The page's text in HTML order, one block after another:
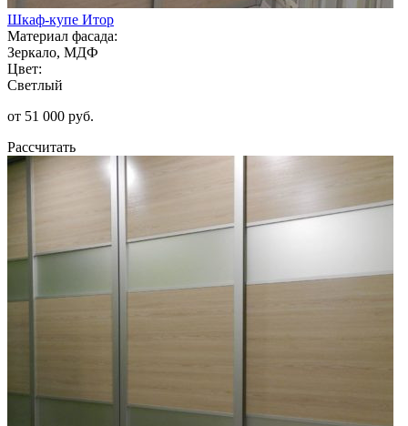
Шкаф-купе Итор
Материал фасада:
Зеркало, МДФ
Цвет:
Светлый
от 51 000 руб.
Рассчитать